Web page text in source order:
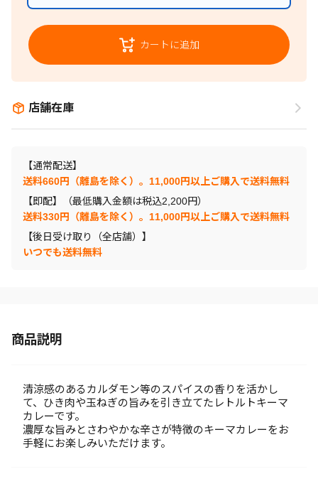
カートに追加
店舗在庫
【通常配送】
送料660円（離島を除く）。11,000円以上ご購入で送料無料
【即配】（最低購入金額は税込2,200円）
送料330円（離島を除く）。11,000円以上ご購入で送料無料
【後日受け取り（全店舗）】
いつでも送料無料
商品説明
清涼感のあるカルダモン等のスパイスの香りを活かし
て、ひき肉や玉ねぎの旨みを引き立てたレトルトキーマ
カレーです。
濃厚な旨みとさわやかな辛さが特徴のキーマカレーをお
手軽にお楽しみいただけます。